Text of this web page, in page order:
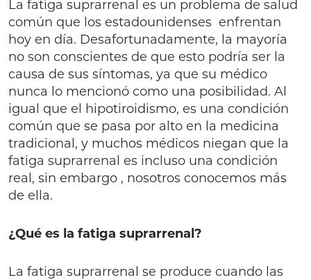
La fatiga suprarrenal es un problema de salud
común que los estadounidenses enfrentan
hoy en día. Desafortunadamente, la mayoría
no son conscientes de que esto podría ser la
causa de sus síntomas, ya que su médico
nunca lo mencionó como una posibilidad. Al
igual que el hipotiroidismo, es una condición
común que se pasa por alto en la medicina
tradicional, y muchos médicos niegan que la
fatiga suprarrenal es incluso una condición
real, sin embargo , nosotros conocemos más
de ella.
¿Qué es la fatiga suprarrenal?
La fatiga suprarrenal se produce cuando las